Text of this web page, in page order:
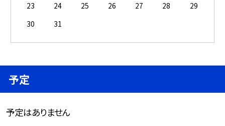
23
24 25 26 27 28
29
30
31
予定
予定はありません